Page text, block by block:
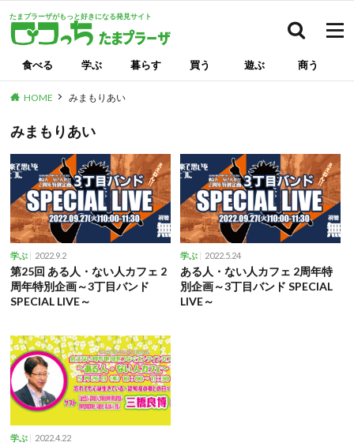
たまプラーザがもっと好きになる発見サイト
食べる 学ぶ 暮らす 買う 遊ぶ 商う
HOME みまもりあい
みまもりあい
学ぶ 2022.9.2
第25回 ある人・ない人カフェ 2
周年特別企画～3丁目バンド
SPECIAL LIVE～
学ぶ 2022.5.24
ある人・ない人カフェ 2周年特
別企画～3丁目バンド SPECIAL
LIVE～
学ぶ 2022.4.22